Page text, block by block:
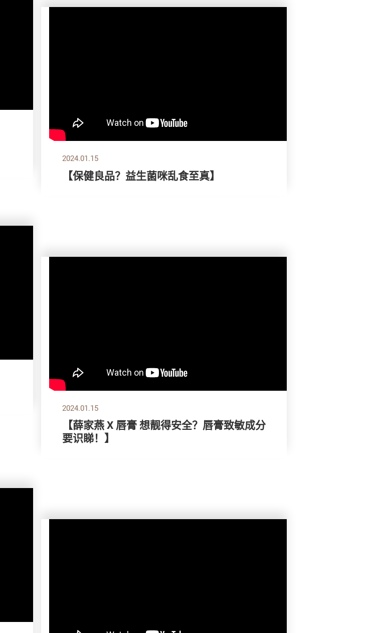
2024.01.15
【保健良品？益生菌咪乱食至真】
2024.01.15
【薛家燕 X 唇膏 想靓得安全？唇膏致敏成分
要识睇！】